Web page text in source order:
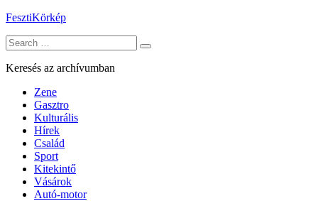
Skip
content
FesztiKörkép
Search
for:
Keresés az archívumban
Zene
Gasztro
Kulturális
Hírek
Család
Sport
Kitekintő
Vásárok
Autó-motor